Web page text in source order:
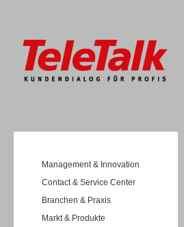
Management & Innovation
Contact & Service Center
Branchen & Praxis
Markt & Produkte